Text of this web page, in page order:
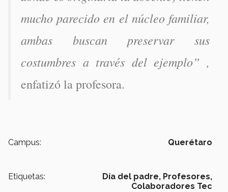
mucho parecido en el núcleo familiar,
ambas buscan preservar sus
enfatizó la profesora.
Campus: Querétaro
Etiquetas: Día del padre, Profesores,
Colaboradores Tec